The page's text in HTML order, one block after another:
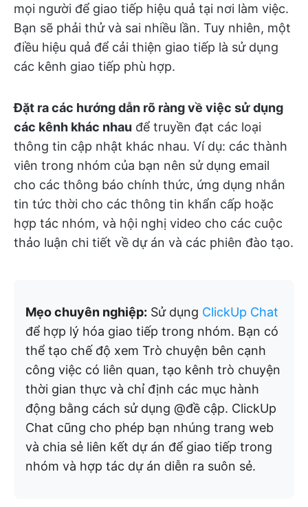
mọi người để giao tiếp hiệu quả tại nơi làm việc.
Bạn sẽ phải thử và sai nhiều lần. Tuy nhiên, một
điều hiệu quả để cải thiện giao tiếp là sử dụng
các kênh giao tiếp phù hợp.
Đặt ra các hướng dẫn rõ ràng về việc sử dụng
các kênh khác nhau để truyền đạt các loại
thông tin cập nhật khác nhau. Ví dụ: các thành
viên trong nhóm của bạn nên sử dụng email
cho các thông báo chính thức, ứng dụng nhắn
tin tức thời cho các thông tin khẩn cấp hoặc
hợp tác nhóm, và hội nghị video cho các cuộc
thảo luận chi tiết về dự án và các phiên đào tạo.
Mẹo chuyên nghiệp: Sử dụng ClickUp Chat
để hợp lý hóa giao tiếp trong nhóm. Bạn có
thể tạo chế độ xem Trò chuyện bên cạnh
công việc có liên quan, tạo kênh trò chuyện
thời gian thực và chỉ định các mục hành
động bằng cách sử dụng @đề cập. ClickUp
Chat cũng cho phép bạn nhúng trang web
và chia sẻ liên kết dự án để giao tiếp trong
nhóm và hợp tác dự án diễn ra suôn sẻ.